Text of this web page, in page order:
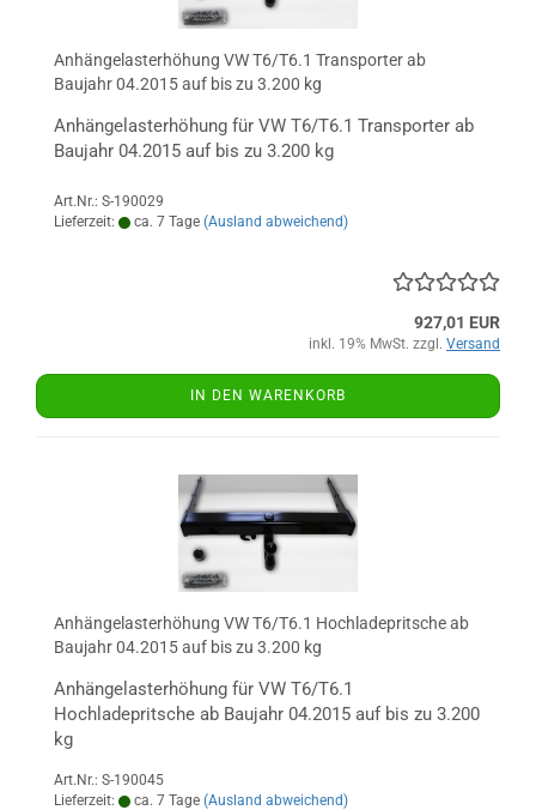
Anhängelasterhöhung VW T6/T6.1 Transporter ab
Baujahr 04.2015 auf bis zu 3.200 kg
Anhängelasterhöhung für VW T6/T6.1 Transporter ab
Baujahr 04.2015 auf bis zu 3.200 kg
Art.Nr.: S-190029
Lieferzeit:
ca. 7 Tage (Ausland abweichend)
927,01 EUR
inkl. 19% MwSt. zzgl. Versand
IN DEN WARENKORB
Anhängelasterhöhung VW T6/T6.1 Hochladepritsche ab
Baujahr 04.2015 auf bis zu 3.200 kg
Anhängelasterhöhung für VW T6/T6.1
Hochladepritsche ab Baujahr 04.2015 auf bis zu 3.200
kg
Art.Nr.: S-190045
Lieferzeit:
ca. 7 Tage (Ausland abweichend)